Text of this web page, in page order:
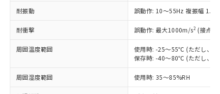
耐振動 誤動作: 10～55Hz 複振幅
耐衝撃 誤動作: 最大1000m/s2 (接点
周囲温度範囲
使用時: -25～55℃ (ただし、氷
保存時: -40～80℃ (ただし、氷
周囲湿度範囲 使用時: 35～85%RH
記載している更新日時点での社内デー
タに基づき作成されるものであり、閲
覧された時点での実際の在庫および標
準価格とは異なる場合があることをご
正式な納期状況および標準価格はお客
様のお取引先、またはお客様担当のオ
ムロン制御機器販売店・当社販売員に
鉛(Pb) 1000ppm以下、 水銀(Hg) 1000ppm以下、 カド
六価クロム(Cr(Ⅵ)) 1000ppm以下、ポリ臭化ビフェニル
類(PBB) 1000ppm以下、ポリ臭化ジフェニルエーテル類
(PBDE) 1000ppm以下、フタル酸ビス(2-エチルヘキシ
ル) (DEHP)(別名：DOP) 1000ppm以下、フタル酸ブチ
ルベンジル（BBP） 1000ppm以下、フタル酸ジブチル
（DBP） 1000ppm以下、フタル酸ジイソブチル
(DIBP) 1000ppm以下
但し、RoHS指令で産業用監視および制御機器に対する
*中国RoHS10物質の基準値 (GB/T26572)：
Pb(鉛) :1000ppm、 Hg(水銀) : 1000ppm、 Cd(カドミウ
Cr(Ⅵ)(六価クロム) : 1000ppm、 PBBs(ポリ臭化ビフェ
ニル類) : 1000ppm、 PBDEs(ポリ臭化ジフェニルエーテ
ル) : 1000ppm、
DEHP(フタル酸ビス(2-エチルヘキシル)) : 1000ppm
（以下｢規制貨物等」という）を輸出
または国外への提供する場合は、日本
国政府の輸出許可(または役務取引許
可)を取得するなどの必要な手続きを
当社は規制貨物を破棄する場合は、完
全に破砕するなど、違法に輸出されな
いよう必要な手段を講じます。
当社は貴社製品を、核兵器、ミサイ
○ 一定数以上の在庫あり
△ 一定数には満たないが在庫あり